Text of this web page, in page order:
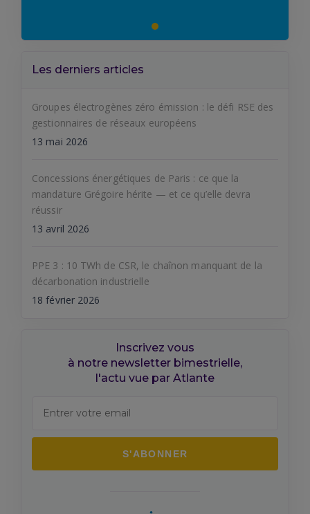
Les derniers articles
Groupes électrogènes zéro émission : le défi RSE des
gestionnaires de réseaux européens
13 mai 2026
Concessions énergétiques de Paris : ce que la
mandature Grégoire hérite — et ce qu’elle devra
réussir
13 avril 2026
PPE 3 : 10 TWh de CSR, le chaînon manquant de la
décarbonation industrielle
18 février 2026
Inscrivez vous
à notre newsletter bimestrielle,
l'actu vue par Atlante